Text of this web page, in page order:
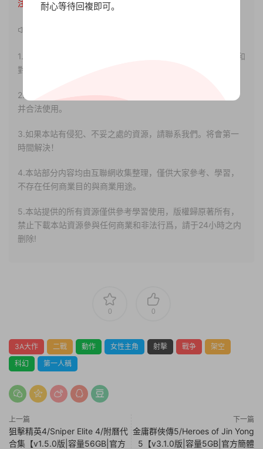
注明出處。
1.本站部分内容轉載自其它媒體，但并不代表本站贊同其觀點和
對其真實性負責。
2.若您需要商業運營或用于其他商業活動，請您購買正版授權
并合法使用。
3.如果本站有侵犯、不妥之處的資源，請聯系我們。将會第一
時間解決！
4.本站部分内容均由互聯網收集整理，僅供大家參考、學習，
不存在任何商業目的與商業用途。
5.本站提供的所有資源僅供參考學習使用，版權歸原著所有，
禁止下載本站資源參與任何商業和非法行爲，請于24小時之内
删除!
0 0
3A大作 二戰 動作 女性主角 射擊 戰争
架空
科幻
第一人稱
上一篇
狙擊精英4/Sniper Elite 4/附曆代
合集【v1.5.0版|容量56GB|官方
下一篇
金庸群俠傳5/Heroes of Jin Yong
5【v3.1.0版|容量5GB|官方簡體
耐心等待回複即可。